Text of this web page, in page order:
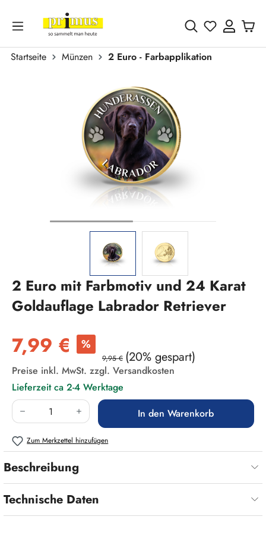
Zum Hauptinhalt springen
Du hast 0
Startseite Münzen
2 Euro - Farbapplikation
2 Euro mit Farbmotiv und 24 Karat
Goldauflage Labrador Retriever
Verkaufspreis:
7,99 € %
9,95 € (20% gespart)
Preise inkl. MwSt. zzgl. Versandkosten
Lieferzeit ca 2-4 Werktage
Produkt Anzahl: Gib den gewünschten Wert
In den Warenkorb
Zum Merkzettel hinzufügen
Beschreibung
Technische Daten